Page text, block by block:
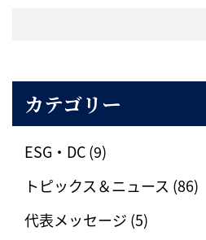
カテゴリー
ESG・DC (9)
トピックス＆ニュース (86)
代表メッセージ (5)